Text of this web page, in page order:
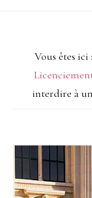
Vous êtes ici :
interdire à